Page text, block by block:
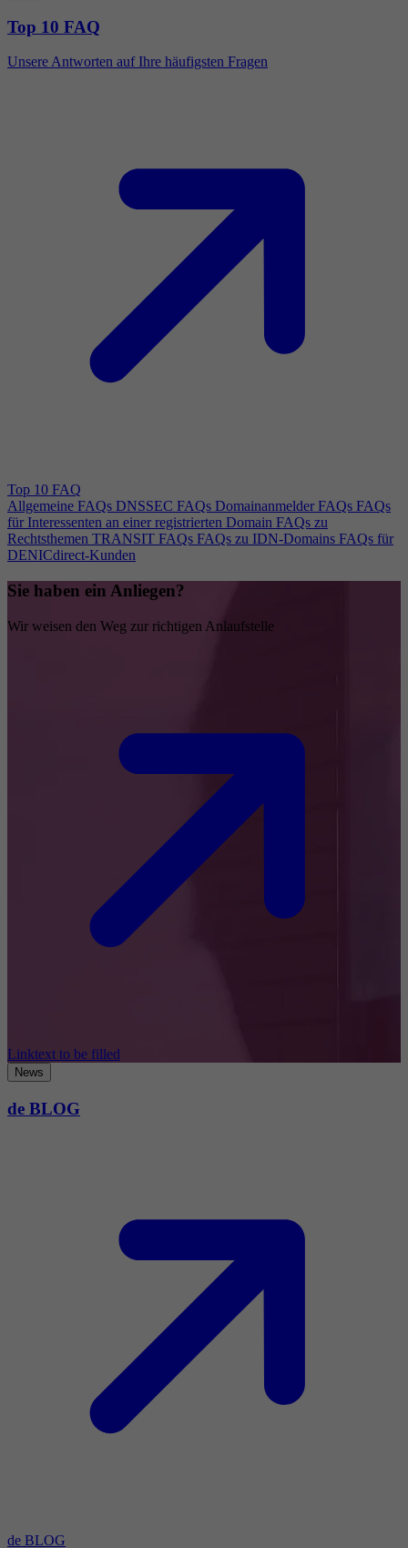
Top 10 FAQ
Unsere Antworten auf Ihre häufigsten Fragen
Top 10 FAQ
Allgemeine FAQs DNSSEC FAQs Domainanmelder FAQs FAQs
für Interessenten an einer registrierten Domain FAQs zu
Rechtsthemen TRANSIT FAQs FAQs zu IDN-Domains FAQs für
DENICdirect-Kunden
Sie haben ein Anliegen?
Wir weisen den Weg zur richtigen Anlaufstelle
Linktext to be filled
News
de BLOG
de BLOG